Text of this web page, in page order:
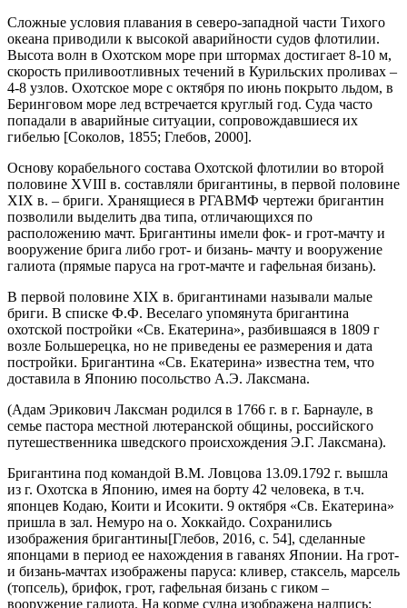
Сложные условия плавания в северо-западной части Тихого
океана приводили к высокой аварийности судов флотилии.
Высота волн в Охотском море при штормах достигает 8-10 м,
скорость приливоотливных течений в Курильских проливах –
4-8 узлов. Охотское море с октября по июнь покрыто льдом, в
Беринговом море лед встречается круглый год. Суда часто
попадали в аварийные ситуации, сопровождавшиеся их
гибелью [Соколов, 1855; Глебов, 2000].
Основу корабельного состава Охотской флотилии во второй
половине XVIII в. составляли бригантины, в первой половине
XIX в. – бриги. Хранящиеся в РГАВМФ чертежи бригантин
позволили выделить два типа, отличающихся по
расположению мачт. Бригантины имели фок- и грот-мачту и
вооружение брига либо грот- и бизань- мачту и вооружение
галиота (прямые паруса на грот-мачте и гафельная бизань).
В первой половине XIX в. бригантинами называли малые
бриги. В списке Ф.Ф. Веселаго упомянута бригантина
охотской постройки «Св. Екатерина», разбившаяся в 1809 г
возле Большерецка, но не приведены ее размерения и дата
постройки. Бригантина «Св. Екатерина» известна тем, что
доставила в Японию посольство А.Э. Лаксмана.
(Адам Эрикович Лаксман родился в 1766 г. в г. Барнауле, в
семье пастора местной лютеранской общины, российского
путешественника шведского происхождения Э.Г. Лаксмана).
Бригантина под командой В.М. Ловцова 13.09.1792 г. вышла
из г. Охотска в Японию, имея на борту 42 человека, в т.ч.
японцев Кодаю, Коити и Исокити. 9 октября «Св. Екатерина»
пришла в зал. Немуро на о. Хоккайдо. Сохранились
изображения бригантины[Глебов, 2016, с. 54], сделанные
японцами в период ее нахождения в гаванях Японии. На грот-
и бизань-мачтах изображены паруса: кливер, стаксель, марсель
(топсель), брифок, грот, гафельная бизань с гиком –
вооружение галиота. На корме судна изображена надпись: